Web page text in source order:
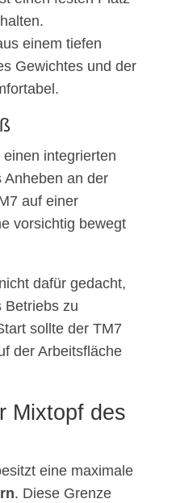
einem tiefen
Gewichtes und der
integrierten
Anheben an der
auf einer
vorsichtig bewegt
dafür gedacht,
Betriebs zu
sollte der TM7
der Arbeitsfläche
Mixtopf des
eine maximale
. Diese Grenze